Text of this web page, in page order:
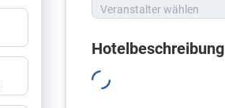
Veranstalter wählen
Hotelbeschreibung